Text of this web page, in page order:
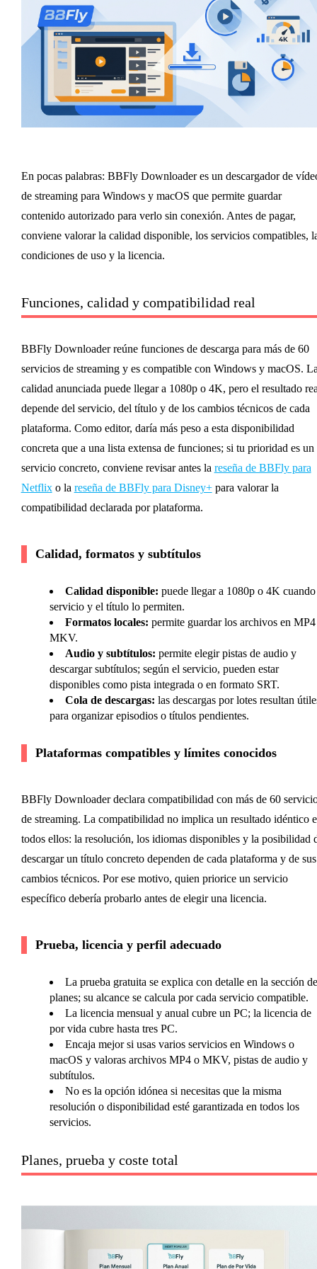
En pocas palabras: BBFly Downloader es un descargador de
de streaming para Windows y macOS que permite guardar
contenido autorizado para verlo sin conexión. Antes de pagar,
conviene valorar la calidad disponible, los servicios compatibles,
condiciones de uso y la licencia.
Funciones, calidad y compatibilidad real
BBFly Downloader reúne funciones de descarga para más de 60
servicios de streaming y es compatible con Windows y macOS.
calidad anunciada puede llegar a 1080p o 4K, pero el resultado
depende del servicio, del título y de los cambios técnicos de cada
plataforma. Como editor, daría más peso a esta disponibilidad
concreta que a una lista extensa de funciones; si tu prioridad es un
servicio concreto, conviene revisar antes la reseña de BBFly para
Netflixo la reseña de BBFly para Disney+para valorar la
compatibilidad declarada por plataforma.
Calidad, formatos y subtítulos
Calidad disponible: puede llegar a 1080p o 4K
servicio y el título lo permiten.
Formatos locales: permite guardar los archivos en
MKV.
Audio y subtítulos: permite elegir pistas de audio y
descargar subtítulos; según el servicio, pueden estar
disponibles como pista integrada o en formato SRT.
Cola de descargas: las descargas por lotes resultan
para organizar episodios o títulos pendientes.
Plataformas compatibles y límites conocidos
BBFly Downloader declara compatibilidad con más de 60
de streaming. La compatibilidad no implica un resultado idéntico
todos ellos: la resolución, los idiomas disponibles y la posibilidad
descargar un título concreto dependen de cada plataforma y de sus
cambios técnicos. Por ese motivo, quien priorice un servicio
específico debería probarlo antes de elegir una licencia.
Prueba, licencia y perfil adecuado
La prueba gratuita se explica con detalle en la sección de
planes; su alcance se calcula por cada servicio compatible.
La licencia mensual y anual cubre un PC; la licencia de
por vida cubre hasta tres PC.
Encaja mejor si usas varios servicios en Windows o
macOS y valoras archivos MP4 o MKV, pistas de audio y
subtítulos.
No es la opción idónea si necesitas que la misma
resolución o disponibilidad esté garantizada en todos los
servicios.
Planes, prueba y coste total